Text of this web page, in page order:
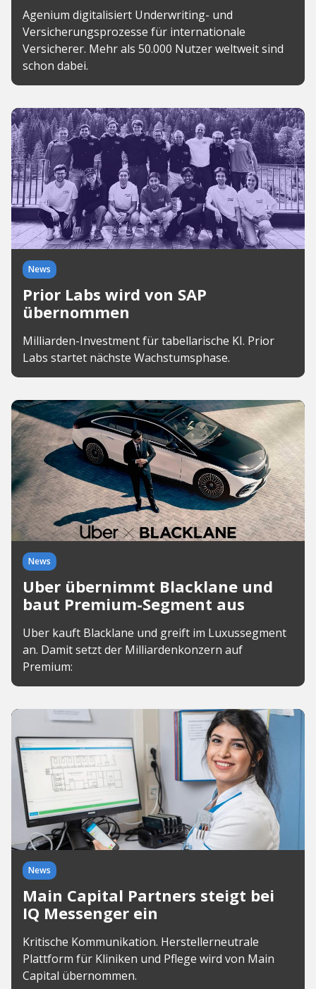
Agenium digitalisiert Underwriting- und
Versicherungsprozesse für internationale
Versicherer. Mehr als 50.000 Nutzer weltweit sind
schon dabei.
News
Prior Labs wird von SAP
übernommen
Milliarden-Investment für tabellarische KI. Prior
Labs startet nächste Wachstumsphase.
News
Uber übernimmt Blacklane und
baut Premium-Segment aus
Uber kauft Blacklane und greift im Luxussegment
an. Damit setzt der Milliardenkonzern auf
Premium:
News
Main Capital Partners steigt bei
IQ Messenger ein
Kritische Kommunikation. Herstellerneutrale
Plattform für Kliniken und Pflege wird von Main
Capital übernommen.